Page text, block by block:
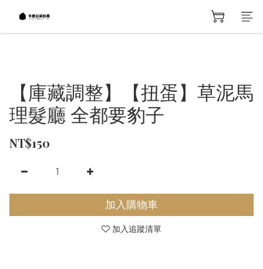
【庫藏調整】【扭蛋】草泥馬
理髮廳 全都要豹子
NT$150
加入購物車
加入追蹤清單